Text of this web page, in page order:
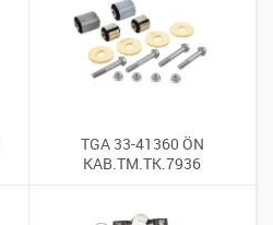
TGA 33-41360 ÖN
KAB.TM.TK.7936